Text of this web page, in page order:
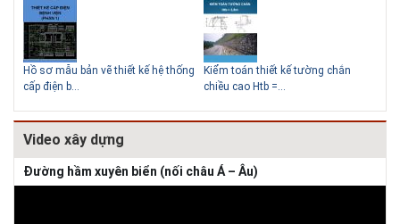
Giải pháp xử lý thấm chân
tường
Hồ sơ mẫu bản vẽ thiết kế hệ thống
cấp điện b...
Kiểm toán thiết kế tường chắn
chiều cao Htb =...
Video xây dựng
Đường hầm xuyên biển (nối châu Á – Âu)